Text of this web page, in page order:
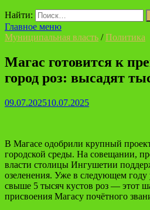
Найти:
Главное меню
Муниципальная власть /Политика
Магас готовится к
город роз: высадят
09.07.202510.07.2025
В Магасе одобрили крупный
городской среды. На совещании,
власти столицы Ингушетии
озеленения. Уже в следующем году
свыше 5 тысяч кустов роз — этот
присвоения Магасу почётного